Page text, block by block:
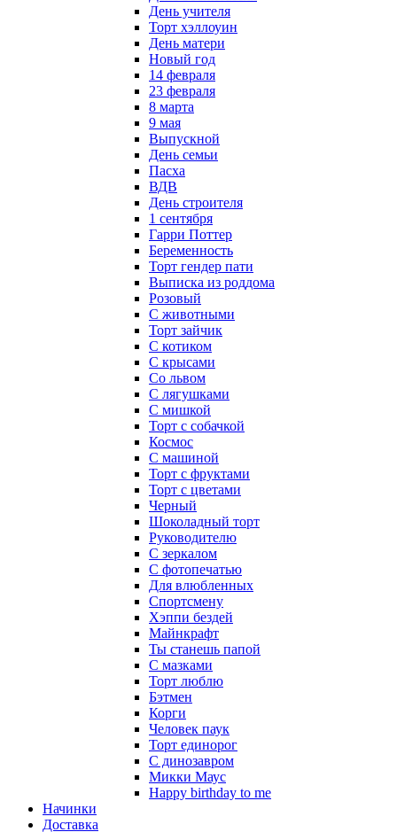
День учителя
Торт хэллоуин
День матери
Новый год
14 февраля
23 февраля
8 марта
9 мая
Выпускной
День семьи
Пасха
ВДВ
День строителя
1 сентября
Гарри Поттер
Беременность
Торт гендер пати
Выписка из роддома
Розовый
С животными
Торт зайчик
С котиком
С крысами
Со львом
С лягушками
С мишкой
Торт с собачкой
Космос
С машиной
Торт с фруктами
Торт с цветами
Черный
Шоколадный торт
Руководителю
С зеркалом
С фотопечатью
Для влюбленных
Спортсмену
Хэппи бездей
Майнкрафт
Ты станешь папой
С мазками
Торт люблю
Бэтмен
Корги
Человек паук
Торт единорог
С динозавром
Микки Маус
Happy birthday to me
Начинки
Доставка